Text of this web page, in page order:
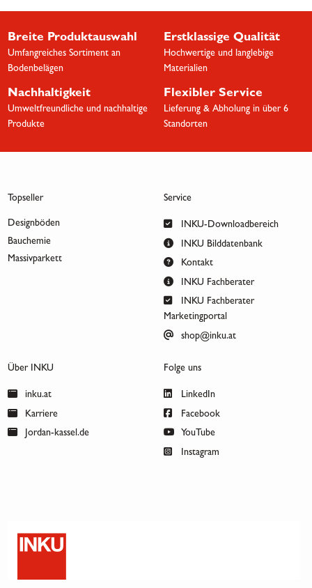
Breite Produktauswahl
Umfangreiches Sortiment an
Bodenbelägen
Erstklassige Qualität
Hochwertige und langlebige
Materialien
Nachhaltigkeit
Umweltfreundliche und nachhaltige
Produkte
Flexibler Service
Lieferung & Abholung in über 6
Standorten
Topseller
Designböden
Bauchemie
Massivparkett
Service
INKU-Downloadbereich
INKU Bilddatenbank
Kontakt
INKU Fachberater
INKU Fachberater
Marketingportal
shop@inku.at
Über INKU
inku.at
Karriere
Jordan-kassel.de
Folge uns
LinkedIn
Facebook
YouTube
Instagram